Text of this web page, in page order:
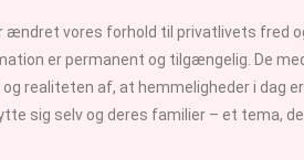
vores forhold til privatlivets fred
er permanent og tilgængelig. De
realiteten af, at hemmeligheder i dag
sig selv og deres familier – et tema,